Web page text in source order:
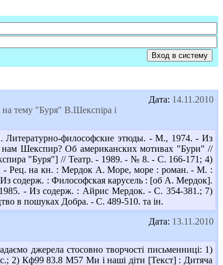
Дата: 14.11.2010
на тему "Буря" В.Шекспіра і
Литературно-философские этюды. - М., 1974. - Из
Шекспир? Об американских мотивах "Бури" //
"Буря"] // Театр. - 1989. - № 8. - С. 166-171; 4)
- Рец. на кн. : Мердок А. Море, море : роман. - М. :
содерж. : Философская карусель : [об А. Мердок].
- Из содерж. : Айрис Мердок. - С. 354-381.; 7)
в пошуках Добра. - С. 489-510. та ін.
Дата: 13.11.2010
джерела стосовно творчості письменниці: 1)
2) Кф99 83.8 М57 Ми і наші діти [Текст] : Дитяча